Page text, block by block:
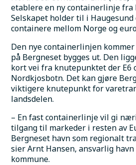
etablere en ny containerlinje fra
Selskapet holder til i
containere mellom Norge og
Den nye containerlinjen
på Bergneset bygges ut. Den
kort vei fra knutepunktet der E6
Nordkjosbotn. Det kan gjøre
viktigere knutepunkt for
landsdelen.
– En fast containerlinje vil gi
tilgang til markeder i resten av
Bergneset havn som regionalt
sier Arnt Hansen, ansvarlig
kommune.